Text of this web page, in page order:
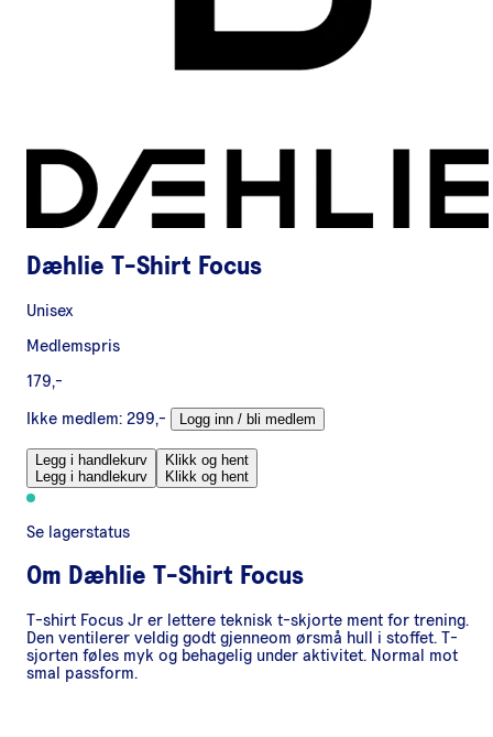
Dæhlie T-Shirt Focus
Unisex
Medlemspris
179,-
Ikke medlem: 299,- Logg inn / bli medlem
Legg i handlekurv
Legg i handlekurv
Klikk og hent
Klikk og hent
Se lagerstatus
Om Dæhlie T-Shirt Focus
T-shirt Focus Jr er lettere teknisk t-skjorte ment for trening.
Den ventilerer veldig godt gjenneom ørsmå hull i stoffet. T-
sjorten føles myk og behagelig under aktivitet. Normal mot
smal passform.